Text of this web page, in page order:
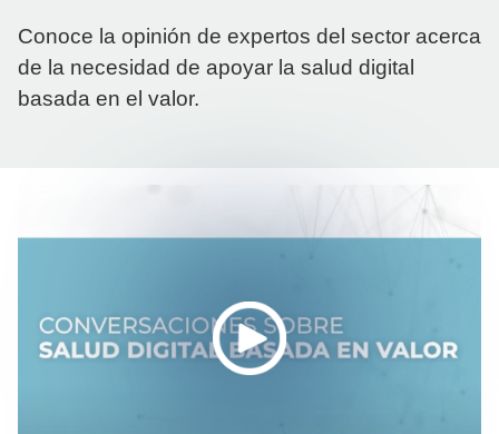
Conoce la opinión de expertos del sector acerca
de la necesidad de apoyar la salud digital
basada en el valor.